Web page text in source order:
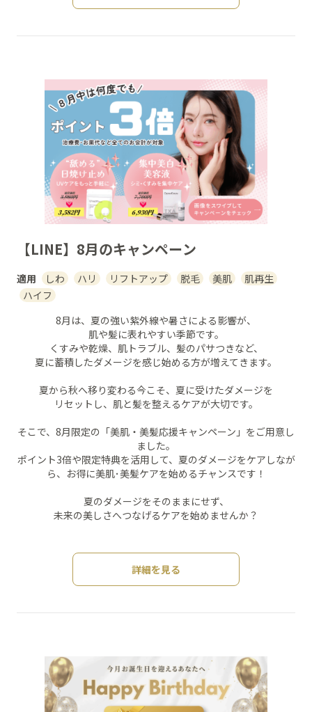
【LINE】8月のキャンペーン
適用 しわ ハリ リフトアップ 脱毛 美肌
肌再生
ハイフ
8月は、夏の強い紫外線や暑さによる影響が、
肌や髪に表れやすい季節です。
くすみや乾燥、肌トラブル、髪のパサつきなど、
夏に蓄積したダメージを感じ始める方が増えてきます。
夏から秋へ移り変わる今こそ、夏に受けたダメージを
リセットし、肌と髪を整えるケアが大切です。
そこで、8月限定の「美肌・美髪応援キャンペーン」をご用意し
ました。
ポイント3倍や限定特典を活用して、夏のダメージをケアしなが
ら、お得に美肌･美髪ケアを始めるチャンスです！
夏のダメージをそのままにせず、
未来の美しさへつなげるケアを始めませんか？
詳細を見る